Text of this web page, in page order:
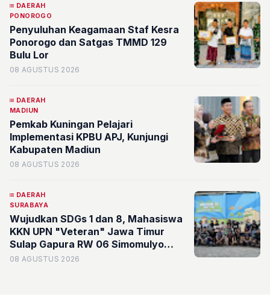
DAERAH
PONOROGO
Penyuluhan Keagamaan Staf Kesra
Ponorogo dan Satgas TMMD 129
Bulu Lor
08 AGUSTUS 2026
DAERAH
MADIUN
Pemkab Kuningan Pelajari
Implementasi KPBU APJ, Kunjungi
Kabupaten Madiun
08 AGUSTUS 2026
DAERAH
SURABAYA
Wujudkan SDGs 1 dan 8, Mahasiswa
KKN UPN "Veteran" Jawa Timur
Sulap Gapura RW 06 Simomulyo
Baru Jadi Ruang Publik Bernilai
08 AGUSTUS 2026